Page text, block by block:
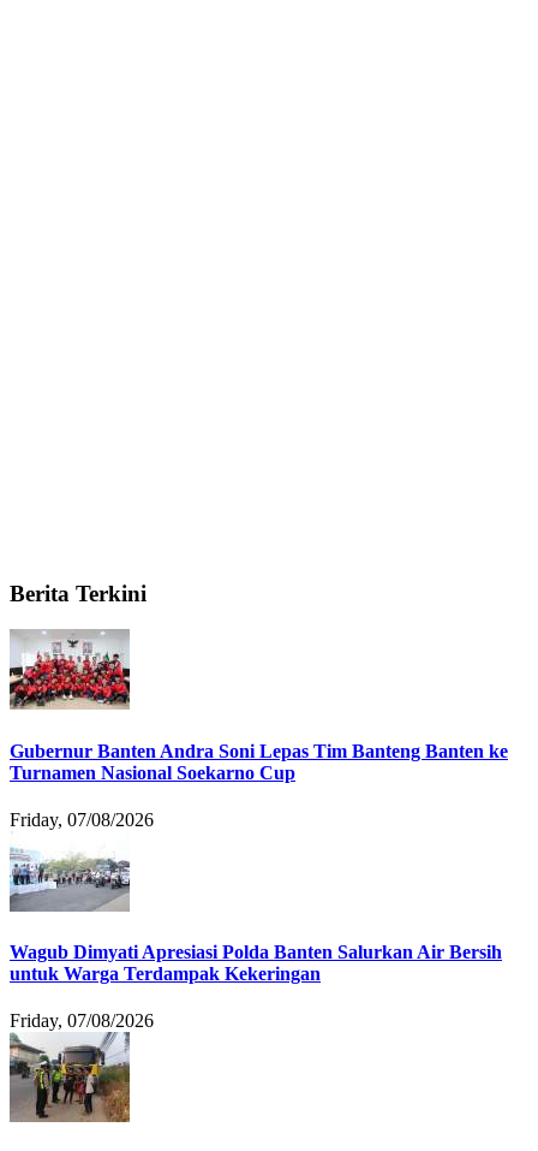
Berita Terkini
Gubernur Banten Andra Soni Lepas Tim Banteng Banten ke
Turnamen Nasional Soekarno Cup
Friday, 07/08/2026
Wagub Dimyati Apresiasi Polda Banten Salurkan Air Bersih
untuk Warga Terdampak Kekeringan
Friday, 07/08/2026